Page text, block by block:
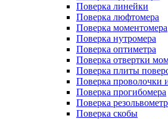
Поверка линейки
Поверка люфтомера
Поверка моментомера
Поверка нутромера
Поверка оптиметра
Поверка отвертки
Поверка плиты
Поверка проволочки
Поверка прогибомера
Поверка
Поверка скобы